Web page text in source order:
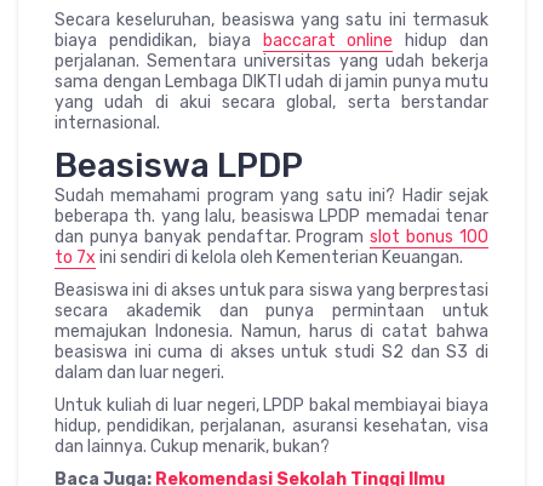
Secara keseluruhan, beasiswa yang satu ini termasuk
biaya pendidikan, biaya
baccarat online hidup dan
perjalanan. Sementara universitas yang udah bekerja
sama dengan Lembaga DIKTI udah di jamin punya mutu
yang udah di akui secara global, serta berstandar
internasional.
Beasiswa LPDP
Sudah memahami program yang satu ini? Hadir sejak
beberapa th. yang lalu, beasiswa LPDP memadai tenar
dan punya banyak pendaftar. Programslot bonus 100
to 7x ini sendiri di kelola oleh Kementerian Keuangan.
Beasiswa ini di akses untuk para siswa yang berprestasi
secara akademik dan punya permintaan untuk
memajukan Indonesia. Namun, harus di catat bahwa
beasiswa ini cuma di akses untuk studi S2 dan S3 di
dalam dan luar negeri.
Untuk kuliah di luar negeri, LPDP bakal membiayai biaya
hidup, pendidikan, perjalanan, asuransi kesehatan, visa
dan lainnya. Cukup menarik, bukan?
Baca Juga: Rekomendasi Sekolah Tinggi Ilmu